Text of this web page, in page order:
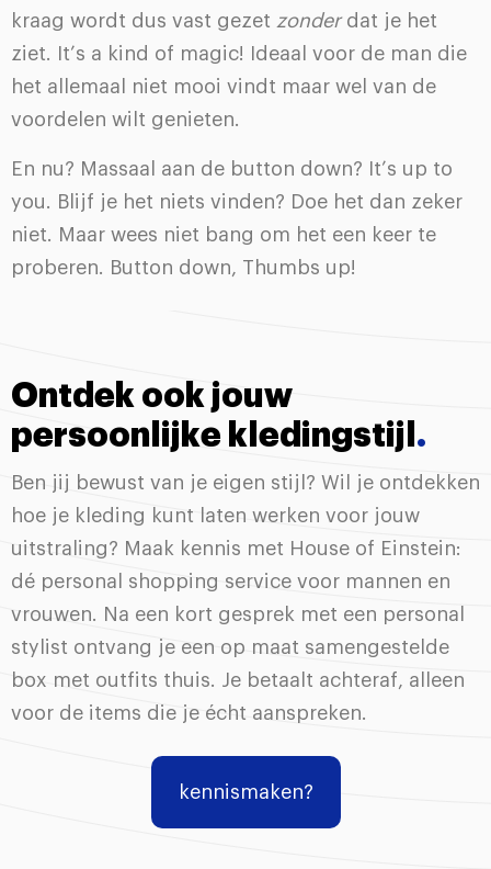
kraag wordt dus vast gezet zonderdat je het
ziet. It’s a kind of magic! Ideaal voor de man die
het allemaal niet mooi vindt maar wel van de
voordelen wilt genieten.
En nu? Massaal aan de button down? It’s up to
you. Blijf je het niets vinden? Doe het dan zeker
niet. Maar wees niet bang om het een keer te
proberen. Button down, Thumbs up!
Ontdek ook jouw
persoonlijke kledingstijl .
Ben jij bewust van je eigen stijl? Wil je ontdekken
hoe je kleding kunt laten werken voor jouw
uitstraling? Maak kennis met House of Einstein:
dé personal shopping service voor mannen en
vrouwen. Na een kort gesprek met een personal
stylist ontvang je een op maat samengestelde
box met outfits thuis. Je betaalt achteraf, alleen
voor de items die je écht aanspreken.
kennismaken?